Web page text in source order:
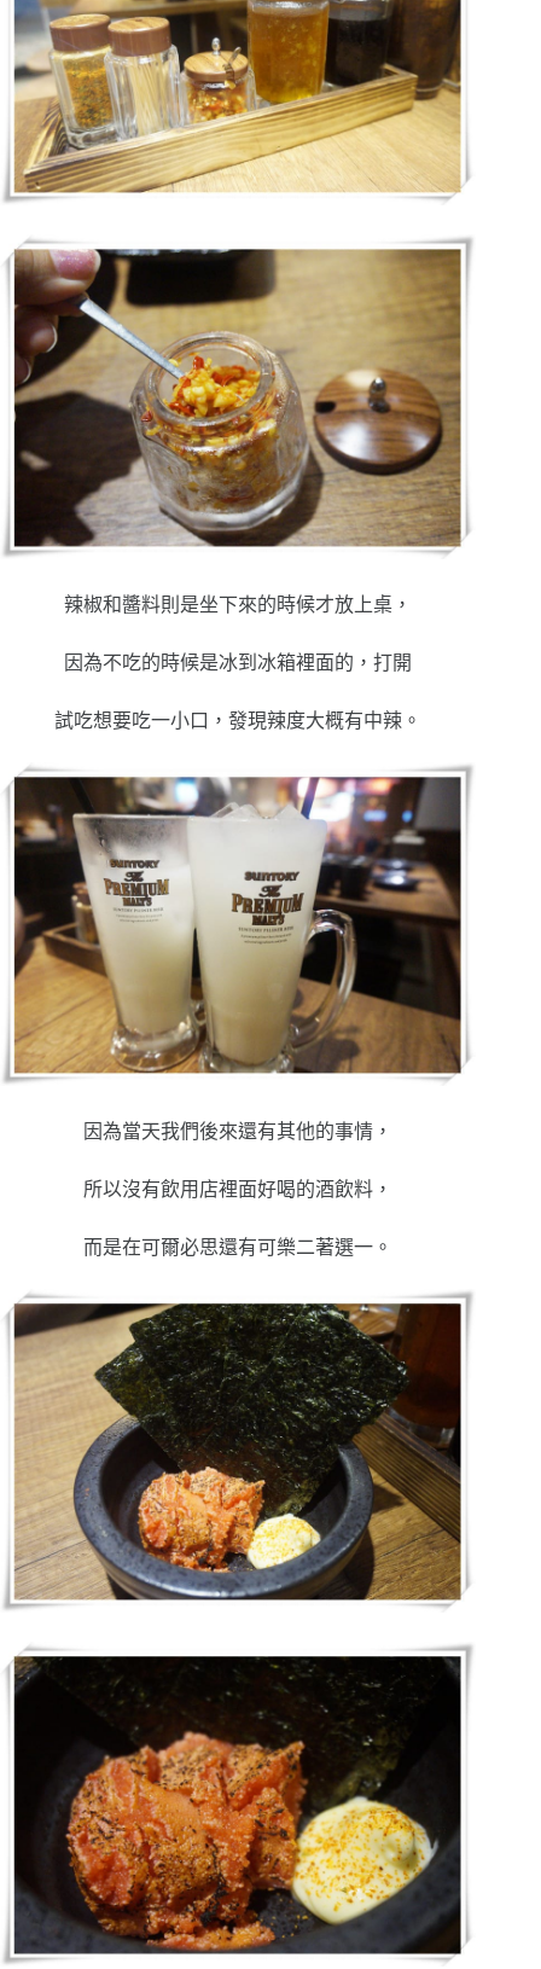
辣椒和醬料則是坐下來的時候才放上桌，
因為不吃的時候是冰到冰箱裡面的，打開
試吃想要吃一小口，發現辣度大概有中辣。
因為當天我們後來還有其他的事情，
所以沒有飲用店裡面好喝的酒飲料，
而是在可爾必思還有可樂二著選一。